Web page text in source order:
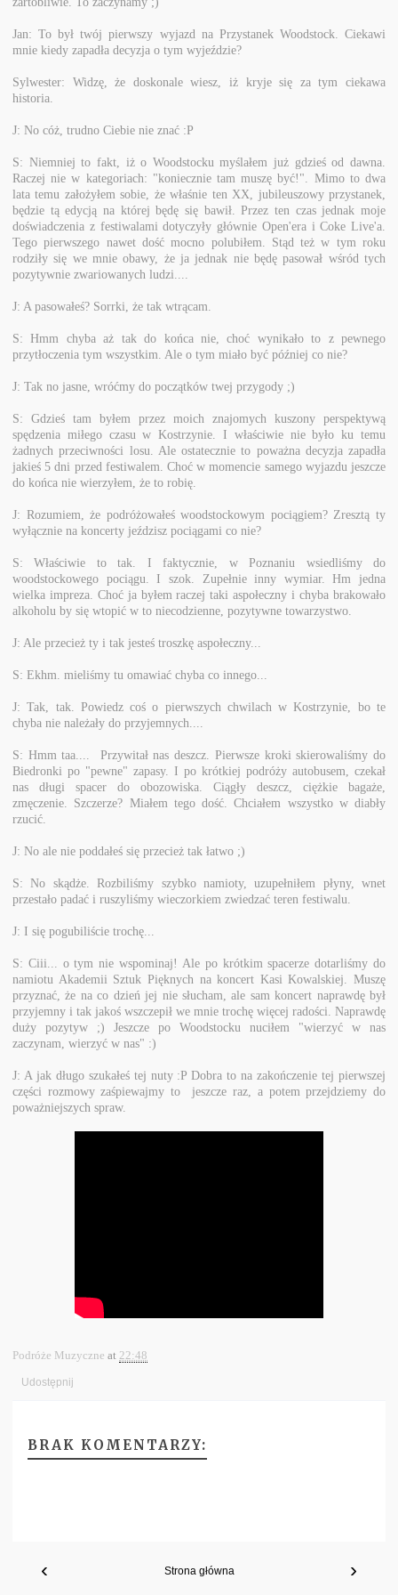
Jan: To był twój pierwszy wyjazd na Przystanek Woodstock. Ciekawi
mnie kiedy zapadła decyzja o tym wyjeździe?
Sylwester: Widzę, że doskonale wiesz, iż kryje się za tym ciekawa
historia.
J: No cóż, trudno Ciebie nie znać :P
S: Niemniej to fakt, iż o Woodstocku myślałem już gdzieś od dawna.
Raczej nie w kategoriach: "koniecznie tam muszę być!". Mimo to dwa
lata temu założyłem sobie, że właśnie ten XX, jubileuszowy przystanek,
będzie tą edycją na której będę się bawił. Przez ten czas jednak moje
doświadczenia z festiwalami dotyczyły głównie Open'era i Coke Live'a.
Tego pierwszego nawet dość mocno polubiłem. Stąd też w tym roku
rodziły się we mnie obawy, że ja jednak nie będę pasował wśród tych
pozytywnie zwariowanych ludzi....
J: A pasowałeś? Sorrki, że tak wtrącam.
S: Hmm chyba aż tak do końca nie, choć wynikało to z pewnego
przytłoczenia tym wszystkim. Ale o tym miało być później co nie?
J: Tak no jasne, wróćmy do początków twej przygody ;)
S: Gdzieś tam byłem przez moich znajomych kuszony perspektywą
spędzenia miłego czasu w Kostrzynie. I właściwie nie było ku temu
żadnych przeciwności losu. Ale ostatecznie to poważna decyzja zapadła
jakieś 5 dni przed festiwalem. Choć w momencie samego wyjazdu jeszcze
do końca nie wierzyłem, że to robię.
J: Rozumiem, że podróżowałeś woodstockowym pociągiem? Zresztą ty
wyłącznie na koncerty jeździsz pociągami co nie?
S: Właściwie to tak. I faktycznie, w Poznaniu wsiedliśmy do
woodstockowego pociągu. I szok. Zupełnie inny wymiar. Hm jedna
wielka impreza. Choć ja byłem raczej taki aspołeczny i chyba brakowało
alkoholu by się wtopić w to niecodzienne, pozytywne towarzystwo.
J: Ale przecież ty i tak jesteś troszkę aspołeczny...
S: Ekhm. mieliśmy tu omawiać chyba co innego...
J: Tak, tak. Powiedz coś o pierwszych chwilach w Kostrzynie, bo te
chyba nie należały do przyjemnych....
S: Hmm taa.... Przywitał nas deszcz. Pierwsze kroki skierowaliśmy do
Biedronki po "pewne" zapasy. I po krótkiej podróży autobusem, czekał
nas długi spacer do obozowiska. Ciągły deszcz, ciężkie bagaże,
zmęczenie. Szczerze? Miałem tego dość. Chciałem wszystko w diabły
rzucić.
J: No ale nie poddałeś się przecież tak łatwo ;)
S: No skądże. Rozbiliśmy szybko namioty, uzupełniłem płyny, wnet
przestało padać i ruszyliśmy wieczorkiem zwiedzać teren festiwalu.
J: I się pogubiliście trochę...
S: Ciii... o tym nie wspominaj! Ale po krótkim spacerze dotarliśmy do
namiotu Akademii Sztuk Pięknych na koncert Kasi Kowalskiej. Muszę
przyznać, że na co dzień jej nie słucham, ale sam koncert naprawdę był
przyjemny i tak jakoś wszczepił we mnie trochę więcej radości. Naprawdę
duży pozytyw ;) Jeszcze po Woodstocku nuciłem "wierzyć w nas
zaczynam, wierzyć w nas" :)
J: A jak długo szukałeś tej nuty :P Dobra to na zakończenie tej pierwszej
części rozmowy zaśpiewajmy to jeszcze raz, a potem przejdziemy do
poważniejszych spraw.
Podróże Muzyczne at 22:48
Udostępnij
BRAK KOMENTARZY:
‹ ›
Strona główna